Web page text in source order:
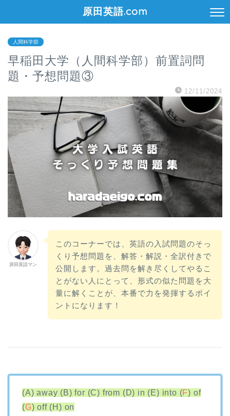
原田英語.com
人間科学部
早稲田大学（人間科学部）前置詞問
題・予想問題③
12/11/2024
原田英語マン
このコーナーでは、英語の入試問題のそっ
くり予想問題を、解答・解説・全訳付きで
公開します。過去問を解き尽くしてやるこ
とがない人にとって、形式の似た問題を大
量に解くことが、本番で力を発揮するポイ
ントになります！
(A) away (B) for (C) from (D) in (E) into (F) of
(G) off (H) on